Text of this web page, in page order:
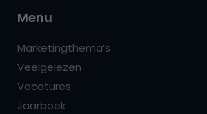
Menu
Marketingthema’s
Veelgelezen
Vacatures
Jaarboek